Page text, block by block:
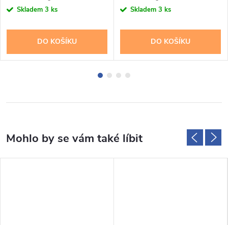
cena:Skladem 3 ks
DO KOŠÍKU
cena:Skladem 3 ks
DO KOŠÍKU